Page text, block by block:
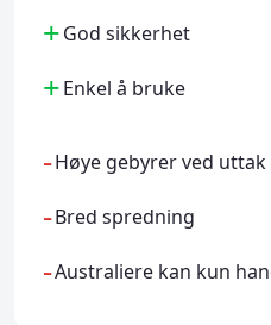
+God sikkerhet
+Enkel å bruke
-Høye gebyrer ved uttak
-Bred spredning
-Australiere kan kun